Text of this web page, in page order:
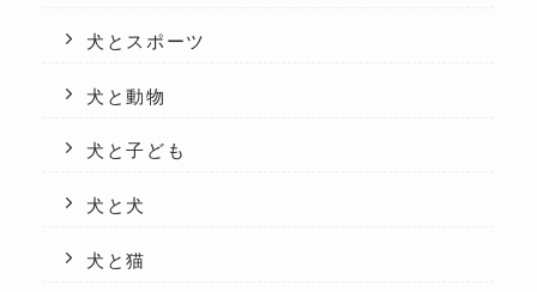
犬とスポーツ
犬と動物
犬と子ども
犬と犬
犬と猫